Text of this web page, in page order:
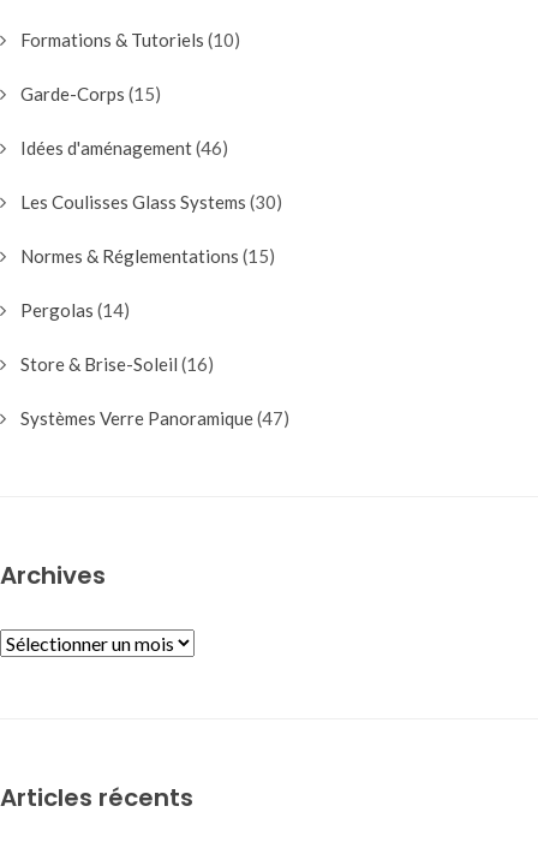
Formations & Tutoriels (10)
Garde-Corps (15)
Idées d'aménagement(46)
Les Coulisses Glass Systems (30)
Normes & Réglementations (15)
Pergolas (14)
Store & Brise-Soleil (16)
Systèmes Verre Panoramique(47)
Archives
ARCHIVES
Articles récents